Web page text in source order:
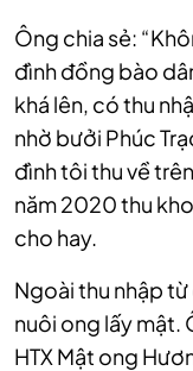
Ông chia sẻ:
đình đồng bào
khá lên, có thu
nhờ bưởi Phúc
đình tôi thu về
năm 2020 thu
cho hay.
Ngoài thu nhập
nuôi ong lấy mật.
HTX Mật ong